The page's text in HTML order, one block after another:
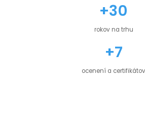
+30
rokov na trhu
+7
ocenení a certifikátov